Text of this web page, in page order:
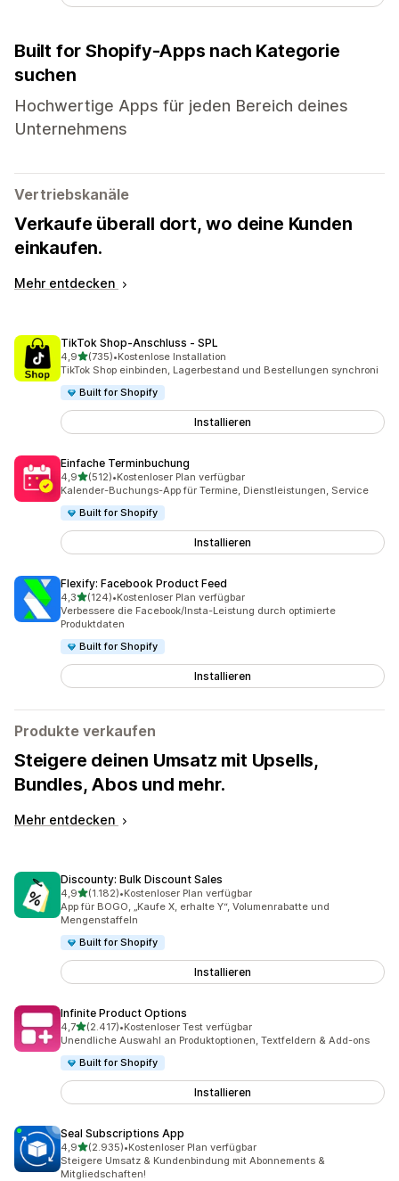
Built for Shopify-Apps nach Kategorie
suchen
Hochwertige Apps für jeden Bereich deines
Unternehmens
Vertriebskanäle
Verkaufe überall dort, wo deine Kunden
einkaufen.
Mehr entdecken
TikTok Shop‑Anschluss ‑ SPL
4,9von 5 Sternen
(735)
735 Rezensionen insgesamt
•Kostenlose Installation
TikTok Shop einbinden, Lagerbestand und Bestellungen synchroni
Built for Shopify
Installieren
Einfache Terminbuchung
4,9von 5 Sternen
(512)
512 Rezensionen insgesamt
•Kostenloser Plan verfügbar
Kalender-Buchungs-App für Termine, Dienstleistungen, Service
Built for Shopify
Installieren
Flexify: Facebook Product Feed
4,3von 5 Sternen
(124)
124 Rezensionen insgesamt
•Kostenloser Plan verfügbar
Verbessere die Facebook/Insta-Leistung durch optimierte
Produktdaten
Built for Shopify
Installieren
Produkte verkaufen
Steigere deinen Umsatz mit Upsells,
Bundles, Abos und mehr.
Mehr entdecken
Discounty: Bulk Discount Sales
4,9von 5 Sternen
(1.182)
1182 Rezensionen insgesamt
•Kostenloser Plan verfügbar
App für BOGO, „Kaufe X, erhalte Y“, Volumenrabatte und
Mengenstaffeln
Built for Shopify
Installieren
Infinite Product Options
4,7von 5 Sternen
(2.417)
2417 Rezensionen insgesamt
•Kostenloser Test verfügbar
Unendliche Auswahl an Produktoptionen, Textfeldern & Add-ons
Built for Shopify
Installieren
Seal Subscriptions App
4,9von 5 Sternen
(2.935)
2935 Rezensionen insgesamt
•Kostenloser Plan verfügbar
Steigere Umsatz & Kundenbindung mit Abonnements &
Mitgliedschaften!